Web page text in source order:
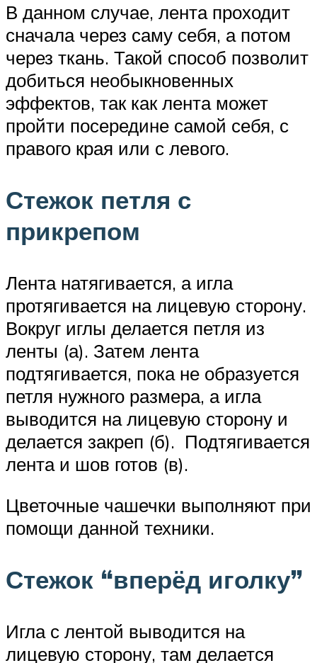
В данном случае, лента проходит
сначала через саму себя, а потом
через ткань. Такой способ позволит
добиться необыкновенных
эффектов, так как лента может
пройти посередине самой себя, с
правого края или с левого.
Стежок петля с
прикрепом
Лента натягивается, а игла
протягивается на лицевую сторону.
Вокруг иглы делается петля из
ленты (а). Затем лента
подтягивается, пока не образуется
петля нужного размера, а игла
выводится на лицевую сторону и
делается закреп (б). Подтягивается
лента и шов готов (в).
Цветочные чашечки выполняют при
помощи данной техники.
Стежок “вперёд иголку”
Игла с лентой выводится на
лицевую сторону, там делается